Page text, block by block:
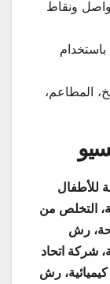
ونقاط
المطاعم،
للأطفال
التخلص من
رش
شركة اتحاد
رش